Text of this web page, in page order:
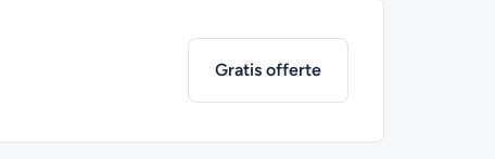
Gratis offerte